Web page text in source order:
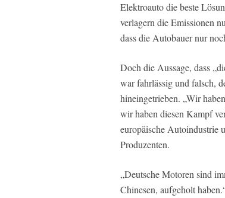
Elektroauto die beste
verlagern die Emissionen
dass die Autobauer nur
Doch die Aussage, dass
war fahrlässig und falsch,
hineingetrieben. „Wir
wir haben diesen Kampf
europäische Autoindustrie
Produzenten.
„Deutsche Motoren sind
Chinesen, aufgeholt